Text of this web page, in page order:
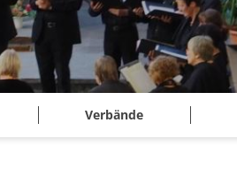
Verbände